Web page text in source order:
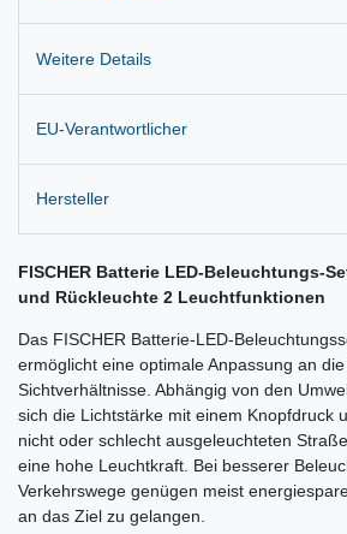
Weitere Details
EU-Verantwortlicher
Hersteller
FISCHER Batterie LED-Beleuchtungs-
und Rückleuchte 2 Leuchtfunktionen
Das FISCHER Batterie-LED-
ermöglicht eine optimale Anpassung an
Sichtverhältnisse. Abhängig von den
sich die Lichtstärke mit einem Knopfdruck
nicht oder schlecht ausgeleuchteten
eine hohe Leuchtkraft. Bei besserer
Verkehrswege genügen meist
an das Ziel zu gelangen.